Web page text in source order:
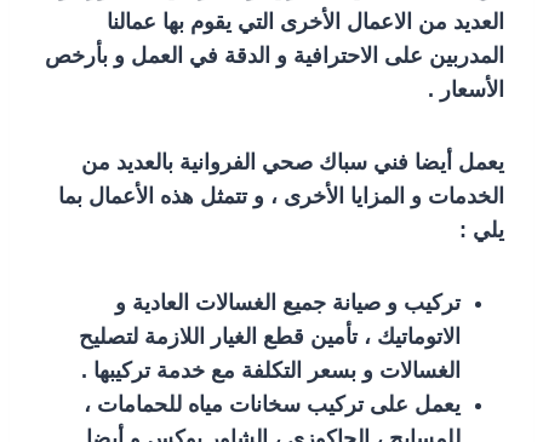
العديد من الاعمال الأخرى التي يقوم بها عمالنا
المدربين على الاحترافية و الدقة في العمل و بأرخص
الأسعار .
يعمل أيضا فني سباك صحي الفروانية بالعديد من
الخدمات و المزايا الأخرى ، و تتمثل هذه الأعمال بما
يلي :
تركيب و صيانة جميع الغسالات العادية و
الاتوماتيك ، تأمين قطع الغيار اللازمة لتصليح
الغسالات و بسعر التكلفة مع خدمة تركيبها .
يعمل على تركيب سخانات مياه للحمامات ،